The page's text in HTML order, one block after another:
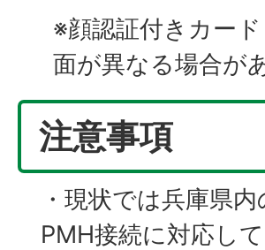
※顔認証付きカー
面が異なる場合が
注意事項
・現状では兵庫県
PMH接続に対応し